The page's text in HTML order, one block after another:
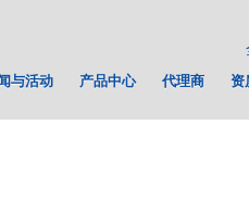
与活动 产品中心 代理商 资